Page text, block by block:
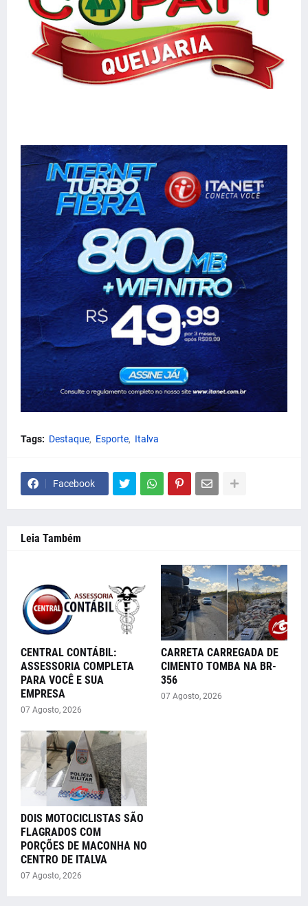
Tags: Destaque Esporte Italva
Facebook
Leia Também
CENTRAL CONTÁBIL:
ASSESSORIA COMPLETA
PARA VOCÊ E SUA
EMPRESA
07 Agosto, 2026
CARRETA CARREGADA DE
CIMENTO TOMBA NA BR-
356
07 Agosto, 2026
DOIS MOTOCICLISTAS SÃO
FLAGRADOS COM
PORÇÕES DE MACONHA NO
CENTRO DE ITALVA
07 Agosto, 2026